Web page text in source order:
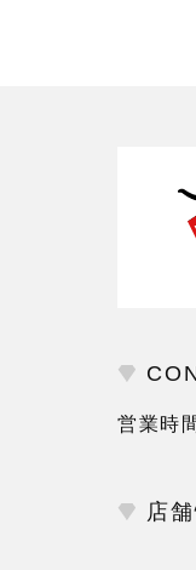
営業時
店